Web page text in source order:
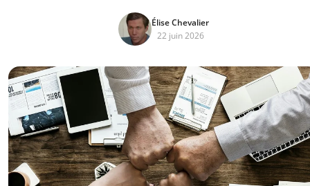
Élise Chevalier
22 juin 2026